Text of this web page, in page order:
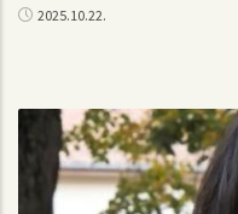
2025.10.22.